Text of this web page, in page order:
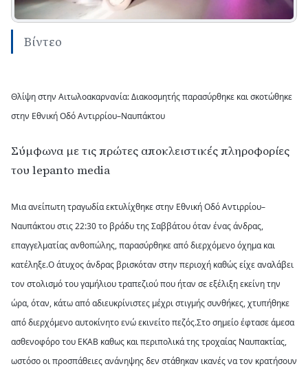
Βίντεο
Θλίψη στην Αιτωλοακαρνανία: Διακοσμητής παρασύρθηκε και σκοτώθηκε
στην Εθνική Οδό Αντιρρίου–Ναυπάκτου
Σύμφωνα με τις πρώτες αποκλειστικές πληροφορίες
του lepanto media
Μια ανείπωτη τραγωδία εκτυλίχθηκε στην Εθνική Οδό Αντιρρίου–
Ναυπάκτου στις 22:30 το βράδυ της Σαββάτου όταν ένας άνδρας,
επαγγελματίας ανθοπώλης, παρασύρθηκε από διερχόμενο όχημα και
κατέληξε.Ο άτυχος άνδρας βρισκόταν στην περιοχή καθώς είχε αναλάβει
τον στολισμό του γαμήλιου τραπεζιού που ήταν σε εξέλιξη εκείνη την
ώρα, όταν, κάτω από αδιευκρίνιστες μέχρι στιγμής συνθήκες, χτυπήθηκε
από διερχόμενο αυτοκίνητο ενώ εκινείτο πεζός.Στο σημείο έφτασε άμεσα
ασθενοφόρο του ΕΚΑΒ καθως και περιπολικά της τροχαίας Ναυπακτίας,
ωστόσο οι προσπάθειες ανάνηψης δεν στάθηκαν ικανές να τον κρατήσουν